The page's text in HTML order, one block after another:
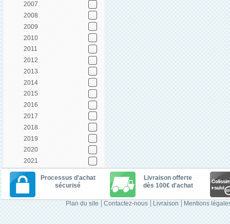
2007
2008
2009
2010
2011
2012
2013
2014
2015
2016
2017
2018
2019
2020
2021
Processus d'achat
sécurisé
Livraison offerte
dès 100€ d'achat
Plan du site Contactez-nous Livraison Mentions